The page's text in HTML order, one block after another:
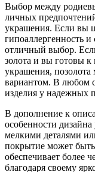
Выбор между
личных
украшения. Если вы
гипоаллергенность
отличный выбор.
золота и вы готовы
украшения,
вариантом. В любом
изделия у надежных
В дополнение к
особенности
мелкими деталями
покрытие может быть
обеспечивает более
благодаря своему